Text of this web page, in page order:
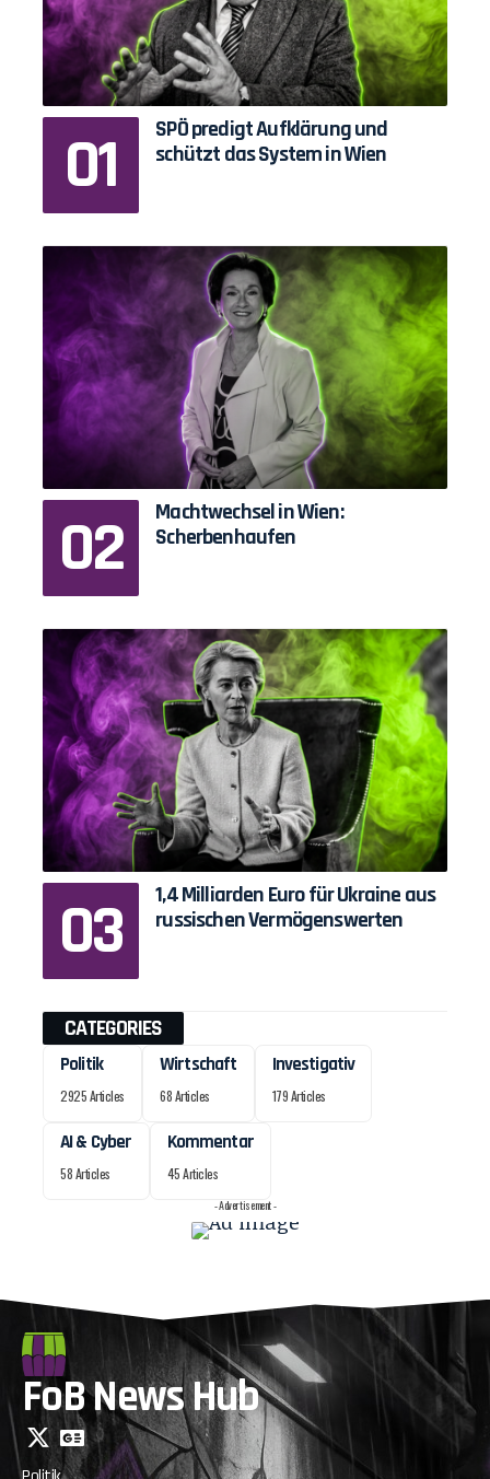
SPÖ predigt Aufklärung und
schützt das System in Wien
Machtwechsel in Wien:
Scherbenhaufen
1,4 Milliarden Euro für Ukraine aus
russischen Vermögenswerten
CATEGORIES
Politik
2925 Articles
Wirtschaft
68 Articles
Investigativ
179 Articles
AI & Cyber
58 Articles
Kommentar
45 Articles
- Advertisement -
FoB News Hub